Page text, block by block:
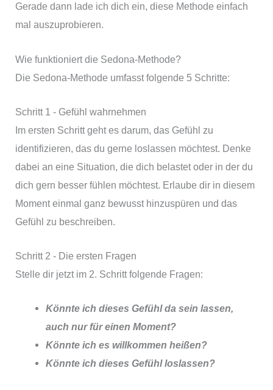
Gerade dann lade ich dich ein, diese Methode einfach
mal auszuprobieren.
Wie funktioniert die Sedona-Methode?
Die Sedona-Methode umfasst folgende 5 Schritte:
Schritt 1 - Gefühl wahrnehmen
Im ersten Schritt geht es darum, das Gefühl zu
identifizieren, das du gerne loslassen möchtest. Denke
dabei an eine Situation, die dich belastet oder in der du
dich gern besser fühlen möchtest. Erlaube dir in diesem
Moment einmal ganz bewusst hinzuspüren und das
Gefühl zu beschreiben.
Schritt 2 - Die ersten Fragen
Stelle dir jetzt im 2. Schritt folgende Fragen:
Könnte ich dieses Gefühl da sein lassen,
auch nur für einen Moment?
Könnte ich es willkommen heißen?
Könnte ich dieses Gefühl loslassen?